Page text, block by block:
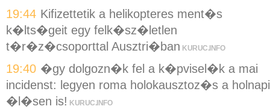
19:44 Kifizettetik a helikopteres ment�s
k�lts�geit egy felk�sz�letlen
t�r�z�csoporttal Ausztri�ban KURUC.INFO
19:40 �gy dolgozn�k fel a k�pvisel�k a mai
incidenst: legyen roma holokausztoz�s a holnapi
�l�sen is! KURUC.INFO